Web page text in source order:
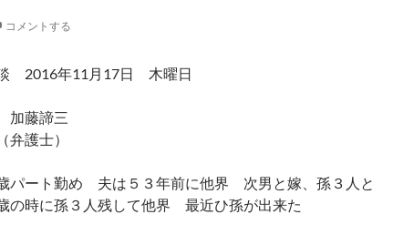
コメントする
2016年11月17日 木曜日
加藤諦三
護士）
パート勤め 夫は５３年前に他界 次男と嫁、孫３人と
の時に孫３人残して他界 最近ひ孫が出来た